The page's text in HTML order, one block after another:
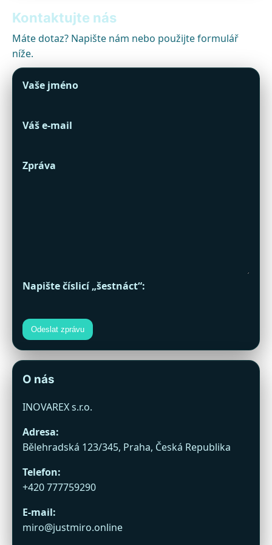
Kontaktujte nás
Máte dotaz? Napište nám nebo použijte formulář
níže.
Vaše jméno
Váš e-mail
Zpráva
Napište číslicí „šestnáct“:
Odeslat zprávu
O nás
INOVAREX s.r.o.
Adresa:
Bělehradská 123/345, Praha, Česká Republika
Telefon:
+420 777759290
E-mail:
miro@justmiro.online